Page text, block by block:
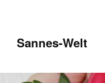
Sannes-Welt